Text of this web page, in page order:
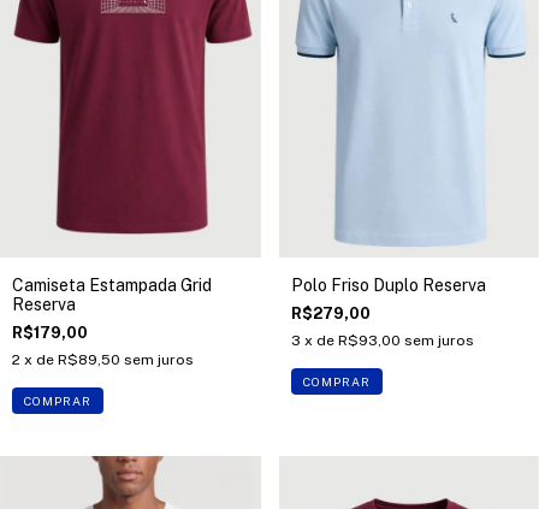
Camiseta Estampada Grid
Reserva
R$179,00
2 x de R$89,50 sem juros
COMPRAR
Polo Friso Duplo Reserva
R$279,00
3 x de R$93,00 sem juros
COMPRAR